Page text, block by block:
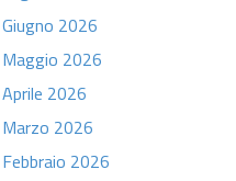
Giugno 2026
Maggio 2026
Aprile 2026
Marzo 2026
Febbraio 2026